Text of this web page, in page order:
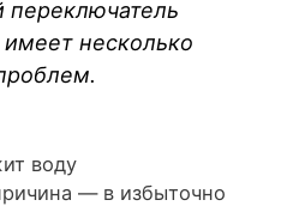
переключатель
несколько
воду
— в избыточно